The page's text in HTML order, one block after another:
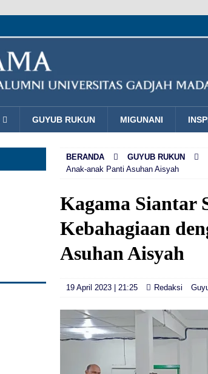
GUYUB RUKUN MIGUNANI
BERANDA GUYUB RUKUN
Anak-anak Panti Asuhan Aisyah
Kagama Siantar
Kebahagiaan
Asuhan Aisyah
19 April 2023 | 21:25 Redaksi